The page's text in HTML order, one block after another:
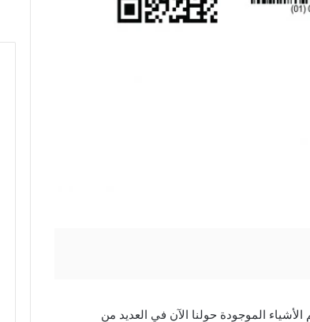
الموجودة حولنا الآن في العديد من